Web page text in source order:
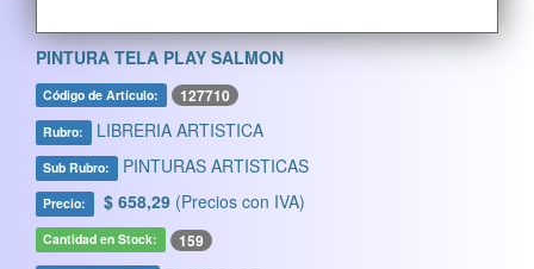
PINTURA TELA PLAY SALMON
Código de Artículo: 127710
Rubro: LIBRERIA ARTISTICA
Sub Rubro: PINTURAS ARTISTICAS
Precio: $ 658,29 (Precios con IVA)
Cantidad en Stock: 159